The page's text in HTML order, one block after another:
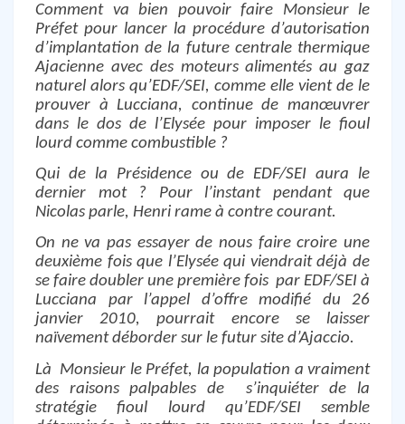
Comment va bien pouvoir faire Monsieur le
Préfet pour lancer la procédure d’autorisation
d’implantation de la future centrale thermique
Ajacienne avec des moteurs alimentés au gaz
naturel alors qu’EDF/SEI, comme elle vient de le
prouver à Lucciana, continue de manœuvrer
dans le dos de l’Elysée pour imposer le fioul
lourd comme combustible ?
Qui de la Présidence ou de EDF/SEI aura le
dernier mot ? Pour l’instant pendant que
Nicolas parle, Henri rame à contre courant.
On ne va pas essayer de nous faire croire une
deuxième fois que l’Elysée qui viendrait déjà de
se faire doubler une première fois par EDF/SEI à
Lucciana par l’appel d’offre modifié du 26
janvier 2010, pourrait encore se laisser
naïvement déborder sur le futur site d’Ajaccio.
Là Monsieur le Préfet, la population a vraiment
des raisons palpables de
s’inquiéter de la
stratégie fioul lourd qu’EDF/SEI semble